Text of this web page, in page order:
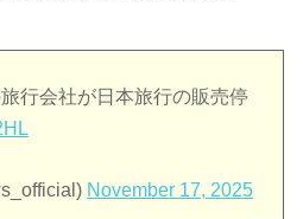
行会社が日本旅行の販売停
November 17, 2025